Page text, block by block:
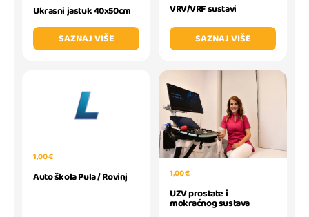
Ukrasni jastuk 40x50cm
SAZNAJ VIŠE
VRV/VRF sustavi
SAZNAJ VIŠE
1,00 €
Auto škola Pula / Rovinj 1,00 €
UZV prostate i
mokraćnog sustava